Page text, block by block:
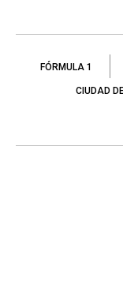
FÓRMULA 1
CIUDAD